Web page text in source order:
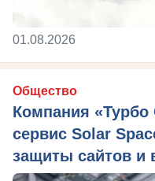
01.08.2026
Общество
Компания «Турбо
сервис Solar
защиты сайтов и